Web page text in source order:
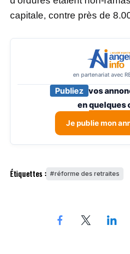
capitale, contre près de
en partenariat avec
Publiez vos
enquelques
Je publie mon
Étiquettes : réforme des retraites